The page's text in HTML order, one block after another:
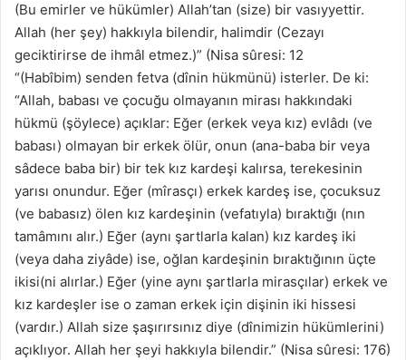
(Bu emirler ve hükümler) Allah’tan (size) bir vasıyyettir.
Allah (her şey) hakkıyla bilendir, halimdir (Cezayı
geciktirirse de ihmâl etmez.)” (Nisa sûresi: 12
“(Habîbim) senden fetva (dînin hükmünü) isterler. De ki:
“Allah, babası ve çocuğu olmayanın mirası hakkındaki
hükmü (şöylece) açıklar: Eğer (erkek veya kız) evlâdı (ve
babası) olmayan bir erkek ölür, onun (ana-baba bir veya
sâdece baba bir) bir tek kız kardeşi kalırsa, terekesinin
yarısı onundur. Eğer (mîrasçı) erkek kardeş ise, çocuksuz
(ve babasız) ölen kız kardeşinin (vefatıyla) bıraktığı (nın
tamâmını alır.) Eğer (aynı şartlarla kalan) kız kardeş iki
(veya daha ziyâde) ise, oğlan kardeşinin bıraktığının üçte
ikisi(ni alırlar.) Eğer (yine aynı şartlarla mirasçılar) erkek ve
kız kardeşler ise o zaman erkek için dişinin iki hissesi
(vardır.) Allah size şaşırırsınız diye (dînimizin hükümlerini)
açıklıyor. Allah her şeyi hakkıyla bilendir.” (Nisa sûresi: 176)